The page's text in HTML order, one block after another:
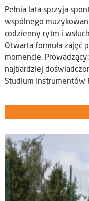
Pełnia lata sprzyja
wspólnego
codzienny rytm i
Otwarta formuła zajęć
momencie.
najbardziej
Studium Instrumentów